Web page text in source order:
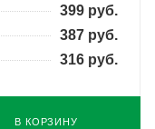
399 руб.
387 руб.
316 руб.
В КОРЗИНУ